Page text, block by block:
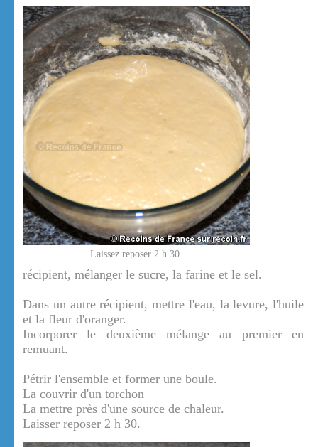
Laissez reposer 2 h 30.
récipient, mélanger le sucre, la farine et le sel.
Dans un autre récipient, mettre l'eau, la levure, l'huile
et la fleur d'oranger.
Incorporer le deuxième mélange au premier en
remuant.
Pétrir l'ensemble et former une boule.
La couvrir d'un torchon
La mettre près d'une source de chaleur.
Laisser reposer 2 h 30.